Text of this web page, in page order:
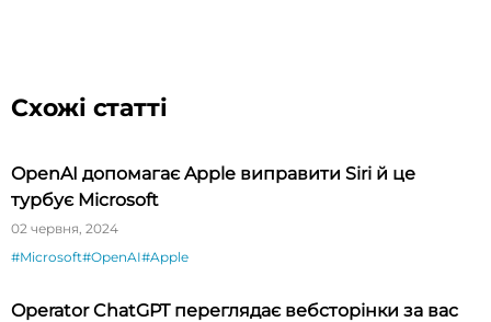
Схожі статті
OpenAI допомагає Apple виправити Siri й це
турбує Microsoft
02 червня, 2024
#Microsoft#OpenAI#Apple
Operator ChatGPT переглядає вебсторінки за вас